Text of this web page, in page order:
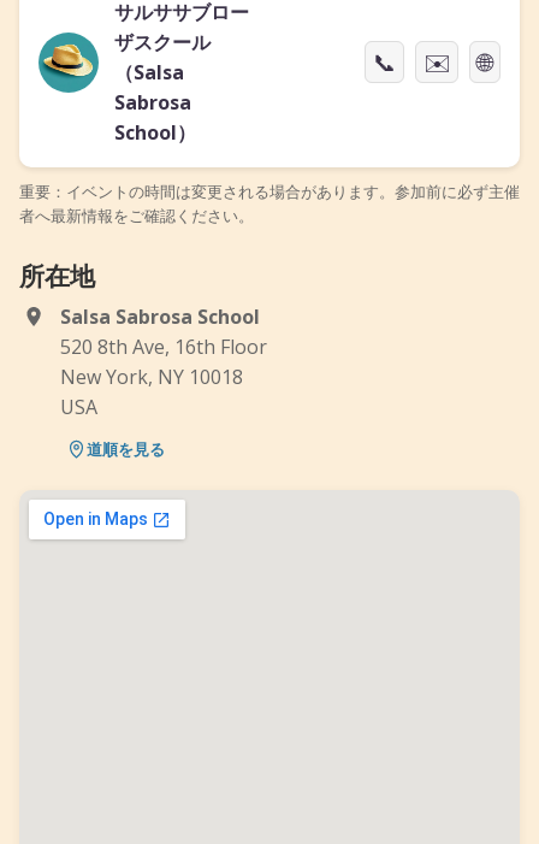
サルササブロー
ザスクール
（Salsa
Sabrosa
School）
📞 ✉️ 🌐
重要：イベントの時間は変更される場合があります。参加前に必ず主催
者へ最新情報をご確認ください。
所在地
Salsa Sabrosa School
520 8th Ave, 16th Floor
New York, NY 10018
USA
道順を見る